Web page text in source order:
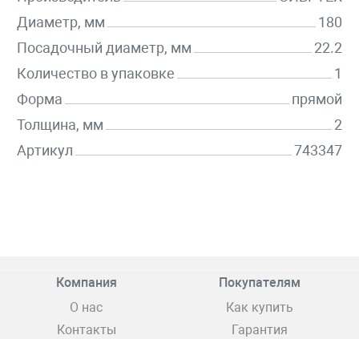
Диаметр, мм
180
Посадочный диаметр, мм
22.2
Количество в упаковке
1
Форма
прямой
Толщина, мм
2
Артикул
743347
Компания
О нас
Контакты
Покупателям
Как купить
Гарантия